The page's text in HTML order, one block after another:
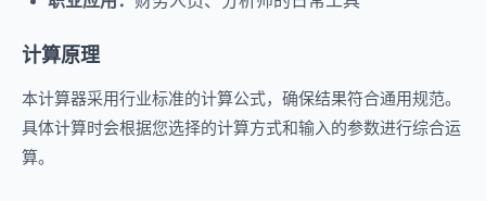
计算原理
本计算器采用行业标准的计算公式，确保结果符合通用规范。
具体计算时会根据您选择的计算方式和输入的参数进行综合运
算。